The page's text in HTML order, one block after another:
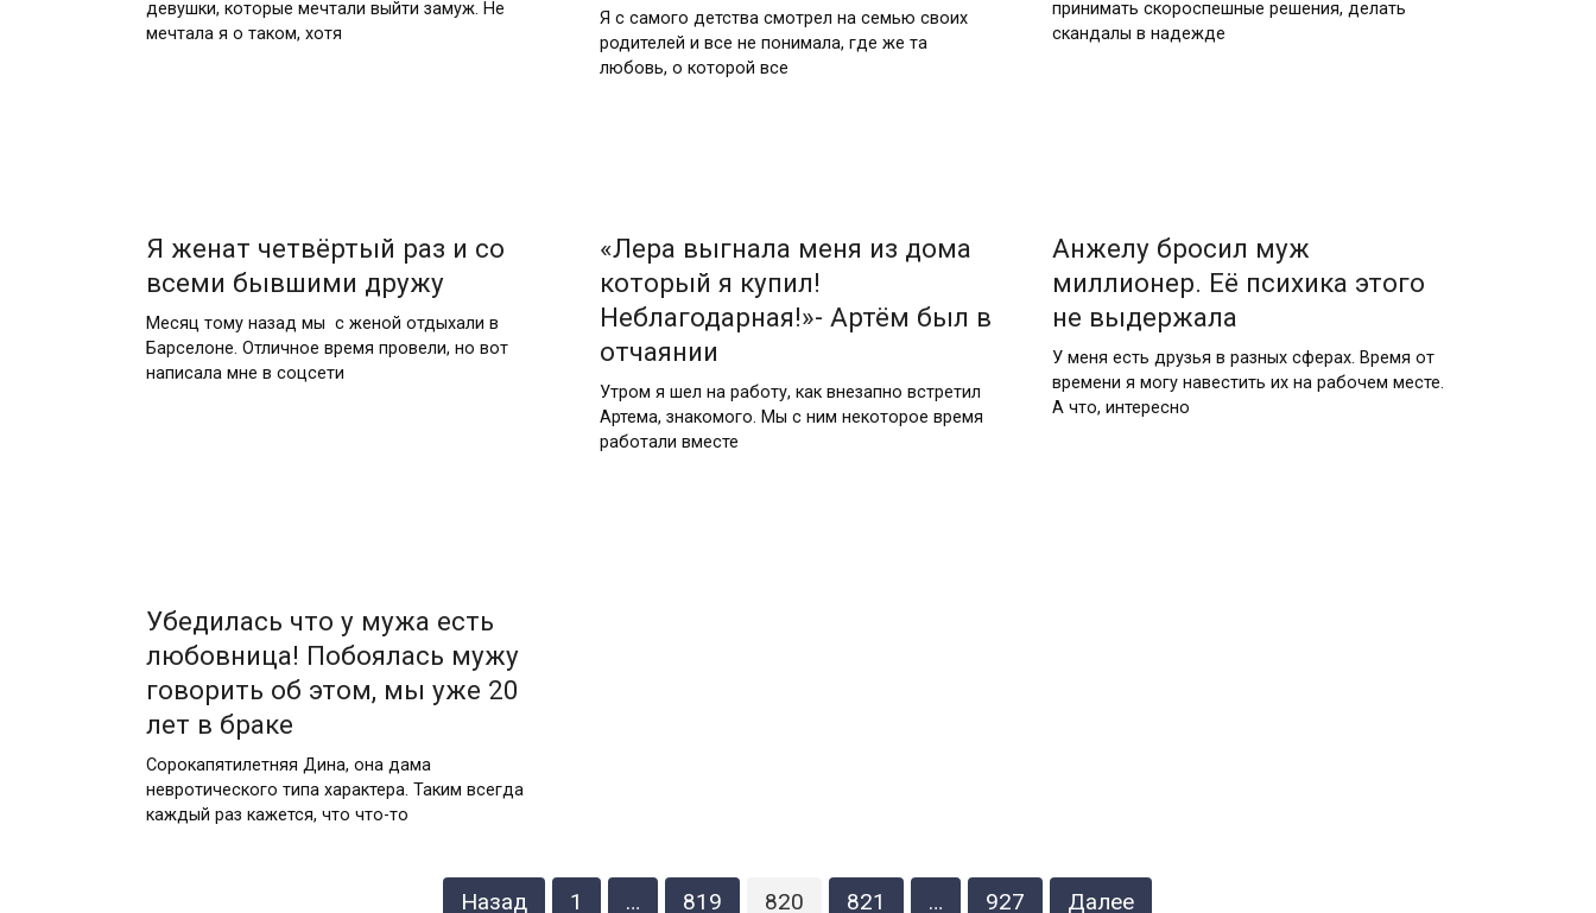
девушки, которые мечтали выйти замуж. Не
мечтала я о таком, хотя
Я с самого детства смотрел на семью своих
родителей и все не понимала, где же та
любовь, о которой все
принимать скороспешные решения, делать
скандалы в надежде
Я женат четвёртый раз и со
всеми бывшими дружу
Месяц тому назад мы с женой отдыхали в
Барселоне. Отличное время провели, но вот
написала мне в соцсети
«Лера выгнала меня из дома
который я купил!
Неблагодарная!»- Артём был в
отчаянии
Утром я шел на работу, как внезапно встретил
Артема, знакомого. Мы с ним некоторое время
работали вместе
Анжелу бросил муж
миллионер. Её психика этого
не выдержала
У меня есть друзья в разных сферах. Время от
времени я могу навестить их на рабочем месте.
А что, интересно
Убедилась что у мужа есть
любовница! Побоялась мужу
говорить об этом, мы уже 20
лет в браке
Сорокапятилетняя Дина, она дама
невротического типа характера. Таким всегда
каждый раз кажется, что что-то
Назад 1 … 819 820 821 … 927 Далее